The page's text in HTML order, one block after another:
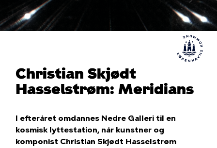
Christian Skjødt
Hasselstrøm: Meridians
I efteråret omdannes Nedre Galleri til en
kosmisk lyttestation, når kunstner og
komponist Christian Skjødt Hasselstrøm